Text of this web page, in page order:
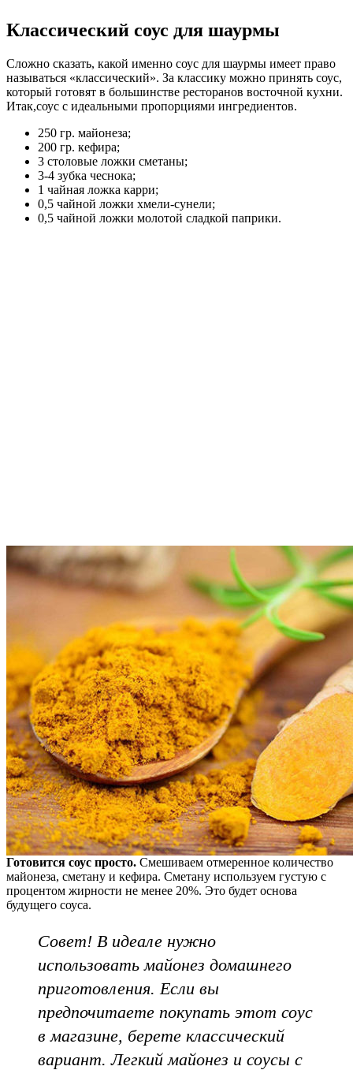
Классический соус для шаурмы
Сложно сказать, какой именно соус для шаурмы имеет право
называться «классический». За классику можно принять соус,
который готовят в большинстве ресторанов восточной кухни.
Итак,соус с идеальными пропорциями ингредиентов.
250 гр. майонеза;
200 гр. кефира;
3 столовые ложки сметаны;
3-4 зубка чеснока;
1 чайная ложка карри;
0,5 чайной ложки хмели-сунели;
0,5 чайной ложки молотой сладкой паприки.
Готовится соус просто. Смешиваем отмеренное количество
майонеза, сметану и кефира. Сметану используем густую с
процентом жирности не менее 20%. Это будет основа
будущего соуса.
Совет! В идеале нужно
использовать майонез домашнего
приготовления. Если вы
предпочитаете покупать этот соус
в магазине, берете классический
вариант. Легкий майонез и соусы с